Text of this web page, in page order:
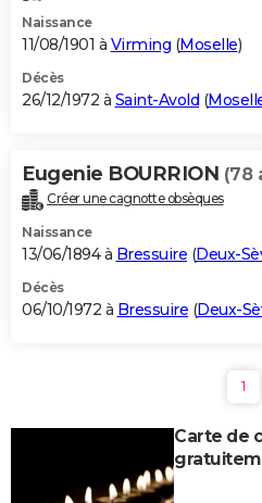
Naissance
11/08/1901 à Virming (Moselle)
Décès
26/12/1972 à Saint-Avold (
Eugenie BOURRION (78
Créer une cagnotte obsèques
Naissance
13/06/1894 à Bressuire (Deux-
Décès
06/10/1972 à Bressuire (Deux-
1
Carte de